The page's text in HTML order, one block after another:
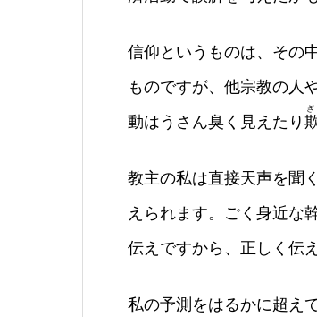
信仰というものは、その
ものですが、他宗教の人
動はうさん臭く見えたり
教主の私は直接天声を聞
えられます。ごく身近な
伝えですから、正しく伝
私の予測をはるかに超え